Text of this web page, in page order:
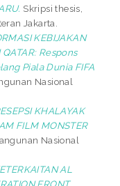
Skripsi thesis,
Jakarta.
KEBIJAKAN
Respons
Piala Dunia FIFA
Nasional
KHALAYAK
FILM MONSTER
Nasional
AL